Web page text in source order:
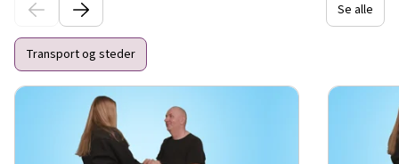
Se alle
Transport og steder